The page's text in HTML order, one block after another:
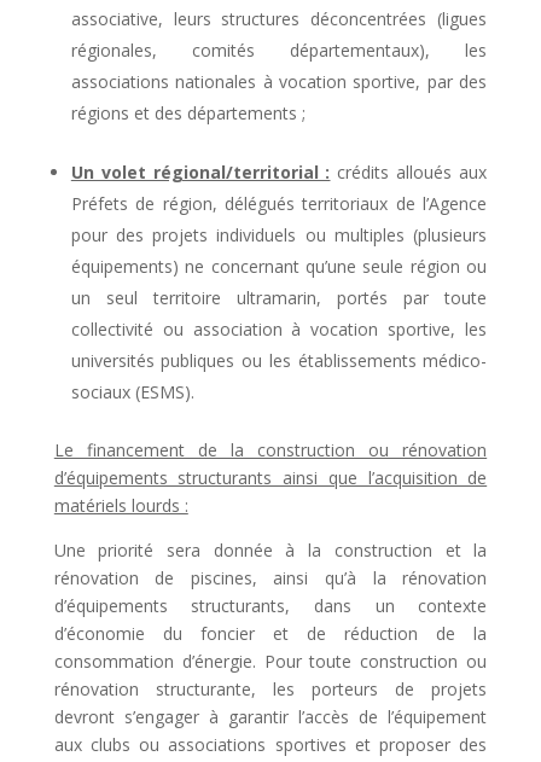
associative, leurs structures déconcentrées (ligues
régionales, comités départementaux), les
associations nationales à vocation sportive, par des
régions et des départements ;
Un volet régional/territorial : crédits alloués aux
Préfets de région, délégués territoriaux de l’Agence
pour des projets individuels ou multiples (plusieurs
équipements) ne concernant qu’une seule région ou
un seul territoire ultramarin, portés par toute
collectivité ou association à vocation sportive, les
universités publiques ou les établissements médico-
sociaux (ESMS).
Le financement de la construction ou rénovation
d’équipements structurants ainsi que l’acquisition de
matériels lourds :
Une priorité sera donnée à la construction et la
rénovation de piscines, ainsi qu’à la rénovation
d’équipements structurants, dans un contexte
d’économie du foncier et de réduction de la
consommation d’énergie. Pour toute construction ou
rénovation structurante, les porteurs de projets
devront s’engager à garantir l’accès de l’équipement
aux clubs ou associations sportives et proposer des